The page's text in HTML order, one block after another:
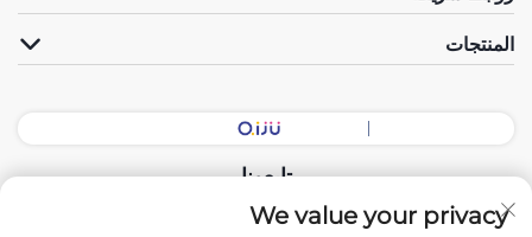
المنتجات
تابعونا
We value your privacy